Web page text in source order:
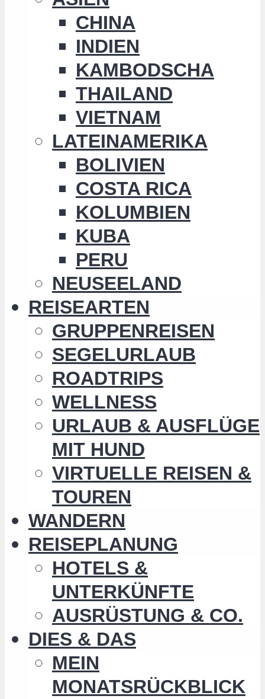
CHINA
INDIEN
KAMBODSCHA
THAILAND
VIETNAM
LATEINAMERIKA
BOLIVIEN
COSTA RICA
KOLUMBIEN
KUBA
PERU
NEUSEELAND
REISEARTEN
GRUPPENREISEN
SEGELURLAUB
ROADTRIPS
WELLNESS
URLAUB & AUSFLÜGE
MIT HUND
VIRTUELLE REISEN &
TOUREN
WANDERN
REISEPLANUNG
HOTELS &
UNTERKÜNFTE
AUSRÜSTUNG & CO.
DIES & DAS
MEIN
MONATSRÜCKBLICK